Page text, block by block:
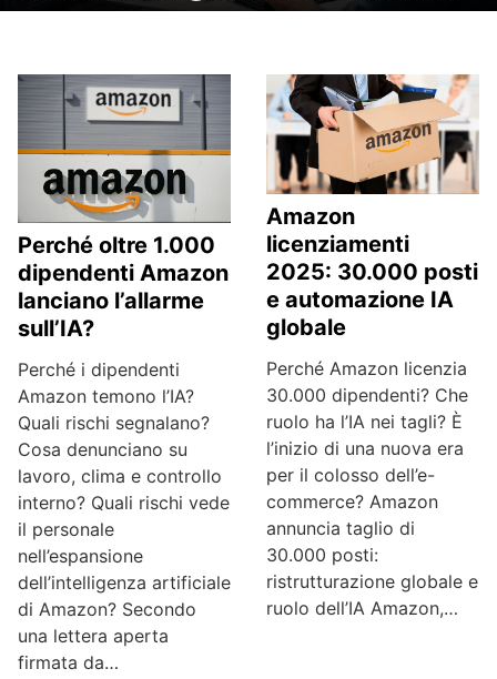
Perché oltre 1.000
dipendenti Amazon
lanciano l’allarme
sull’IA?
Perché i dipendenti
Amazon temono l’IA?
Quali rischi segnalano?
Cosa denunciano su
lavoro, clima e controllo
interno? Quali rischi vede
il personale
nell’espansione
dell’intelligenza artificiale
di Amazon? Secondo
una lettera aperta
firmata da…
Amazon
licenziamenti
2025: 30.000 posti
e automazione IA
globale
Perché Amazon licenzia
30.000 dipendenti? Che
ruolo ha l’IA nei tagli? È
l’inizio di una nuova era
per il colosso dell’e-
commerce? Amazon
annuncia taglio di
30.000 posti:
ristrutturazione globale e
ruolo dell’IA Amazon,…